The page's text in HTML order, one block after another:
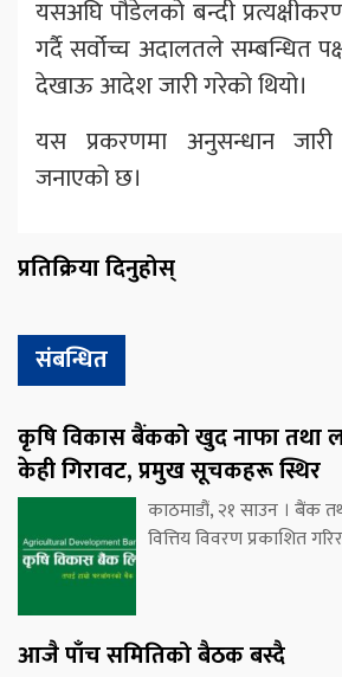
यसअघि पौडेलको बन्दी
गर्दै सर्वोच्च अदालतले सम्बन्धित
देखाऊ आदेश जारी गरेको थियो।
यस प्रकरणमा अनुसन्धान
जनाएको छ।
प्रतिक्रिया दिनुहोस्
संबन्धित
कृषि विकास बैंकको खुद नाफा तथा
केही गिरावट, प्रमुख सूचकहरू स्थिर
काठमाडौं, २१ साउन । बैंक
वित्तिय विवरण प्रकाशित
आजै पाँच समितिको बैठक बस्दै